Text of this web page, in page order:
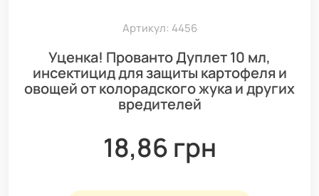
Артикул: 4456
Уценка! Прованто Дуплет 10 мл,
инсектицид для защиты картофеля и
овощей от колорадского жука и других
вредителей
18,86 грн